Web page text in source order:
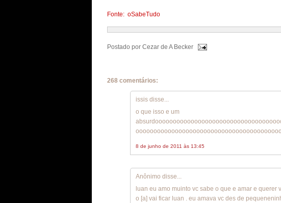
Fonte: oSabeTudo
Postado por Cezar de A Becker
268 comentários:
issis disse...
o que isso e um
8 de junho de 2011 às 13:45
Anônimo disse...
luan eu amo muinto vc sabe o que e amar e
o [a] vai ficar luan . eu amava vc des de